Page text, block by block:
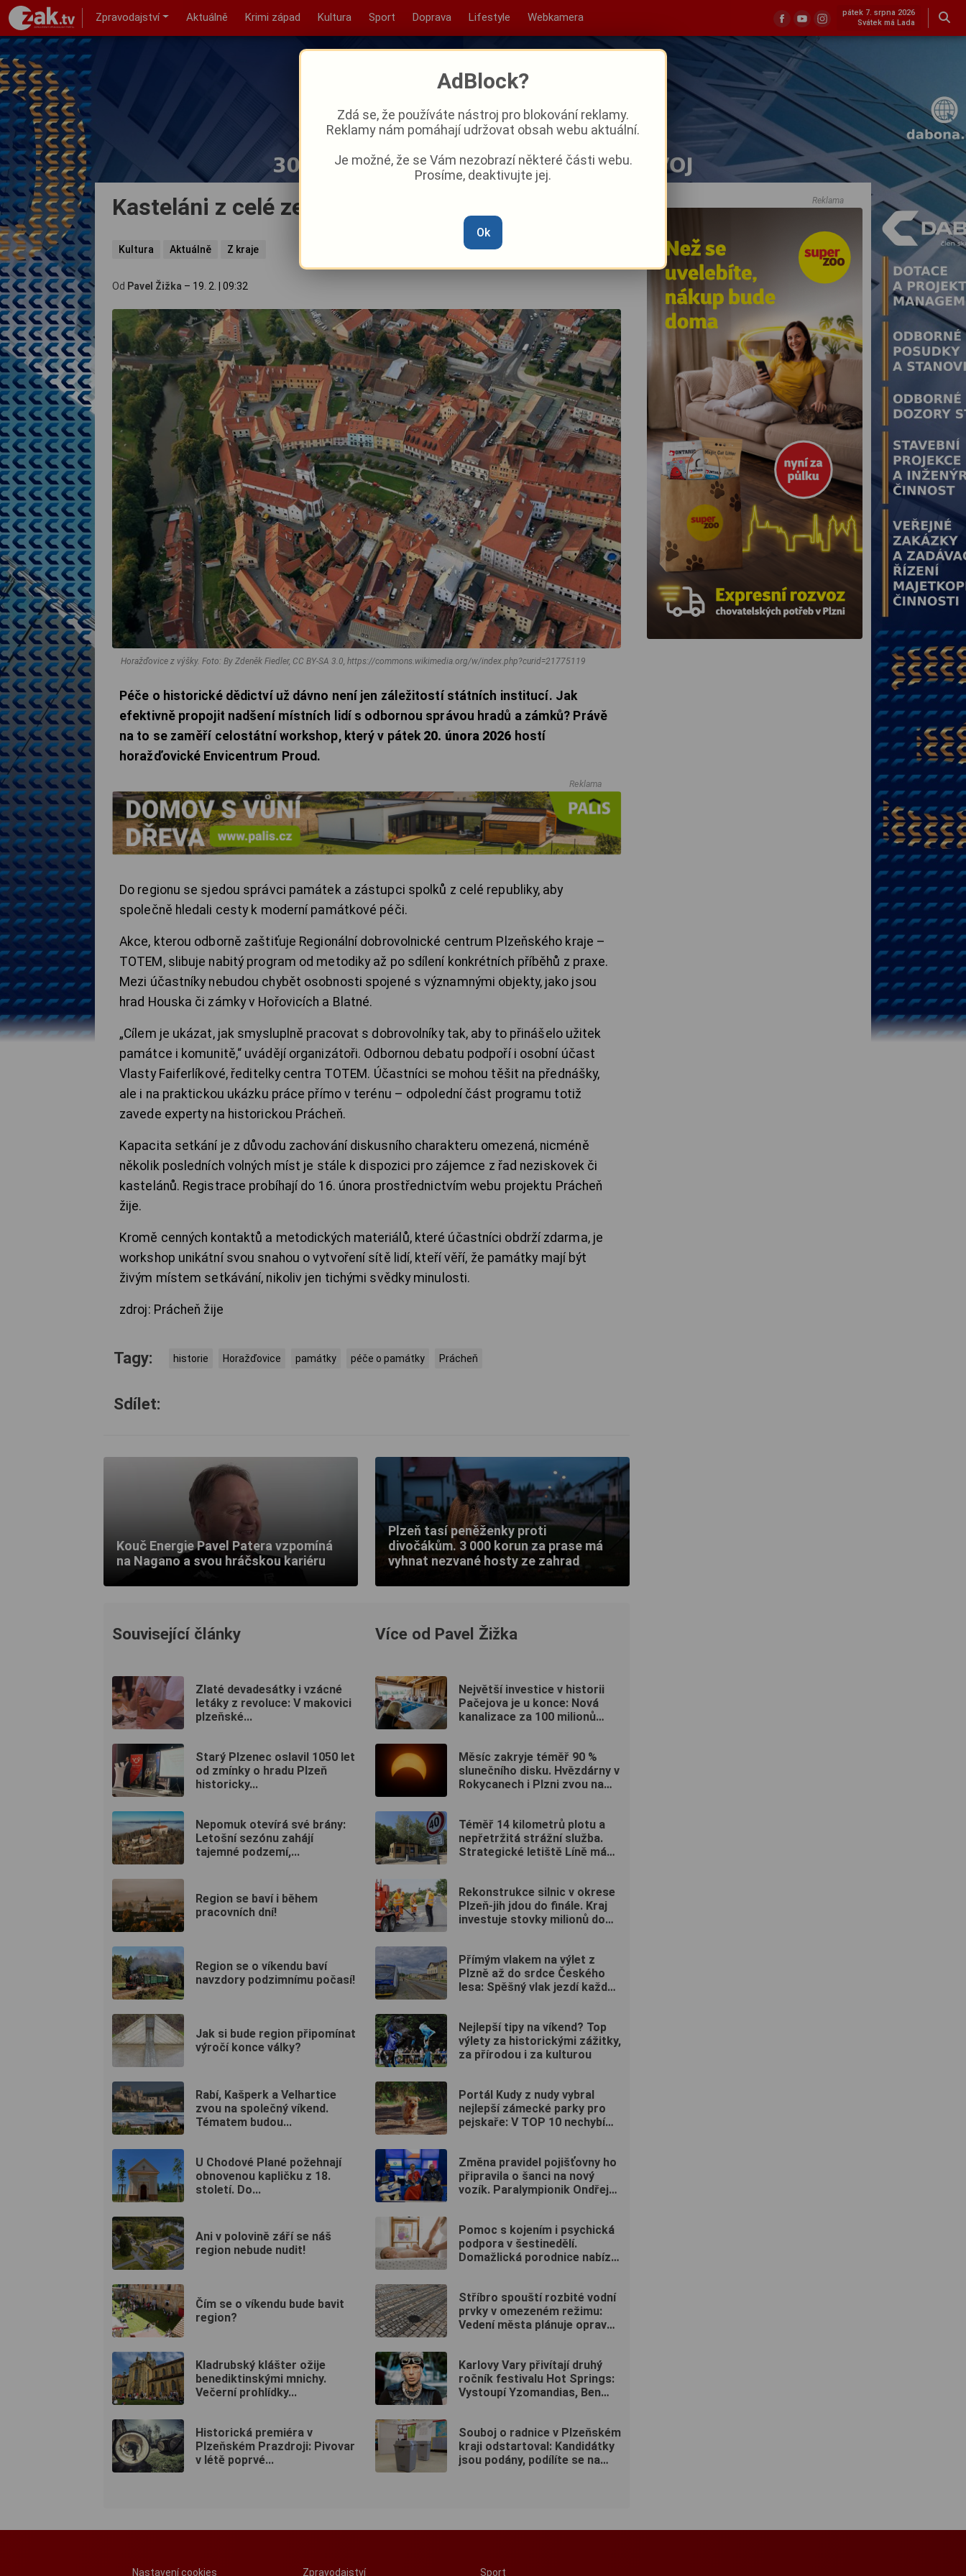
Zpravodajství Aktuálně Krimi západ Kultura Sport Doprava Lifestyle Webkamera
pátek 7. srpna 2026
Svátek má Lada
Kasteláni z celé země míří do Horažďovic
Kultura Aktuálně Z kraje
Od Pavel Žižka – 19. 2. 09:32
Horažďovice z výšky. Foto: By Zdeněk Fiedler, CC BY-SA 3.0, https://commons.wikimedia.org/w/index.php?curid=21775119
Péče o historické dědictví už dávno není jen záležitostí státních institucí. Jak
efektivně propojit nadšení místních lidí s odbornou správou hradů a zámků? Právě
na to se zaměří celostátní workshop, který v pátek 20. února 2026 hostí
horažďovické Envicentrum Proud.
Reklama
Do regionu se sjedou správci památek a zástupci spolků z celé republiky, aby
společně hledali cesty k moderní památkové péči.
Akce, kterou odborně zaštiťuje Regionální dobrovolnické centrum Plzeňského kraje –
TOTEM, slibuje nabitý program od metodiky až po sdílení konkrétních příběhů z praxe.
Mezi účastníky nebudou chybět osobnosti spojené s významnými objekty, jako jsou
hrad Houska či zámky v Hořovicích a Blatné.
„Cílem je ukázat, jak smysluplně pracovat s dobrovolníky tak, aby to přinášelo užitek
památce i komunitě,“ uvádějí organizátoři. Odbornou debatu podpoří i osobní účast
Vlasty Faiferlíkové, ředitelky centra TOTEM. Účastníci se mohou těšit na přednášky,
ale i na praktickou ukázku práce přímo v terénu – odpolední část programu totiž
zavede experty na historickou Prácheň.
Kapacita setkání je z důvodu zachování diskusního charakteru omezená, nicméně
několik posledních volných míst je stále k dispozici pro zájemce z řad neziskovek či
kastelánů. Registrace probíhají do 16. února prostřednictvím webu projektu Prácheň
žije.
Kromě cenných kontaktů a metodických materiálů, které účastníci obdrží zdarma, je
workshop unikátní svou snahou o vytvoření sítě lidí, kteří věří, že památky mají být
živým místem setkávání, nikoliv jen tichými svědky minulosti.
zdroj: Prácheň žije
Tagy: historie Horažďovice památky péče o památky Prácheň
Sdílet:
Kouč Energie Pavel Patera vzpomíná
na Nagano a svou hráčskou kariéru
Plzeň tasí peněženky proti
divočákům. 3 000 korun za prase má
vyhnat nezvané hosty ze zahrad
Související články
Zlaté devadesátky i vzácné
letáky z revoluce: V makovici
plzeňské...
Starý Plzenec oslavil 1050 let
od zmínky o hradu Plzeň
historicky...
Nepomuk otevírá své brány:
Letošní sezónu zahájí
tajemné podzemí,...
Region se baví i během
pracovních dní!
Region se o víkendu baví
navzdory podzimnímu počasí!
Jak si bude region připomínat
výročí konce války?
Rabí, Kašperk a Velhartice
zvou na společný víkend.
Tématem budou...
U Chodové Plané požehnají
obnovenou kapličku z 18.
století. Do...
Ani v polovině září se náš
region nebude nudit!
Čím se o víkendu bude bavit
region?
Kladrubský klášter ožije
benediktinskými mnichy.
Večerní prohlídky...
Historická premiéra v
Plzeňském Prazdroji: Pivovar
v létě poprvé...
Více od Pavel Žižka
Největší investice v historii
Pačejova je u konce: Nová
kanalizace za 100 milionů
Měsíc zakryje téměř 90 %
slunečního disku. Hvězdárny v
Rokycanech i Plzni zvou na
Téměř 14 kilometrů plotu a
nepřetržitá strážní služba.
Strategické letiště Líně má
Rekonstrukce silnic v okrese
Plzeň-jih jdou do finále. Kraj
investuje stovky milionů do
Přímým vlakem na výlet z
Plzně až do srdce Českého
lesa: Spěšný vlak jezdí každou
Nejlepší tipy na víkend? Top
výlety za historickými zážitky,
za přírodou i za kulturou
Portál Kudy z nudy vybral
nejlepší zámecké parky pro
pejskaře: V TOP 10 nechybí
Změna pravidel pojišťovny ho
připravila o šanci na nový
vozík. Paralympionik Ondřej
Pomoc s kojením i psychická
podpora v šestinedělí.
Domažlická porodnice nabízí
Stříbro spouští rozbité vodní
prvky v omezeném režimu:
Vedení města plánuje opravu
Karlovy Vary přivítají druhý
ročník festivalu Hot Springs:
Vystoupí Yzomandias, Ben
Souboj o radnice v Plzeňském
kraji odstartoval: Kandidátky
jsou podány, podílíte se na
Reklama
Nastavení cookies Zpravodajství Sport
AdBlock?
Zdá se, že používáte nástroj pro blokování reklamy.
Reklamy nám pomáhají udržovat obsah webu aktuální.
Je možné, že se Vám nezobrazí některé části webu.
Prosíme, deaktivujte jej.
Ok